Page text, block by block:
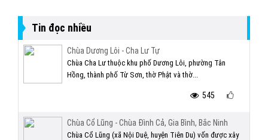
Tin đọc nhiều
Chùa Dương Lôi - Cha Lư Tự
Chùa Cha Lư thuộc khu phố Dương Lôi, phường Tân
Hồng, thành phố Từ Sơn, thờ Phật và thờ...
545
Chùa Cổ Lũng - Chùa Đình Cả, Gia Bình, Bắc Ninh
Chùa Cổ Lũng (xã Nội Duệ, huyện Tiên Du) vốn được xây